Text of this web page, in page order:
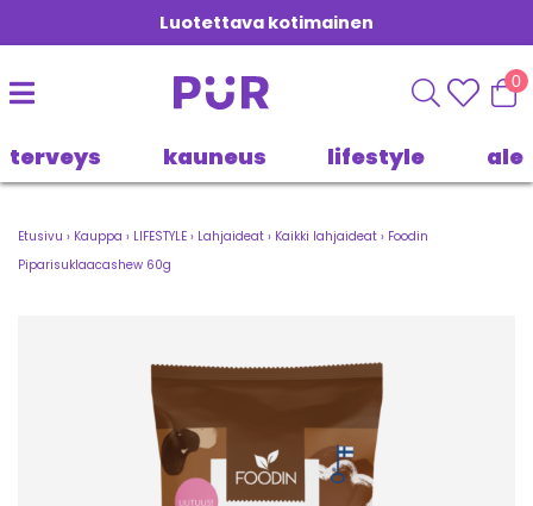
Luotettava kotimainen
0
terveys kauneus lifestyle ale
Etusivu › Kauppa › LIFESTYLE › Lahjaideat › Kaikki lahjaideat › Foodin
Piparisuklaacashew 60g